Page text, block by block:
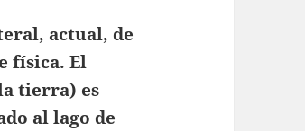
actual, de
física. El
tierra) es
al lago de